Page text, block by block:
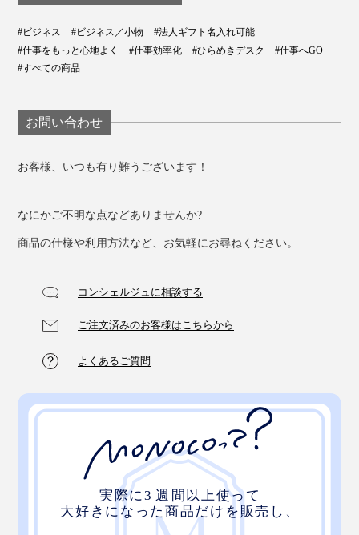
ここがすごい3
貼りつけ、スタック…使い方自在
も、タブをつまんでカバーを広げられるので、利き手や
す。
さらに、クリップ内の磁石を活かして、冷蔵庫やホワイ
トボード、スチール面に貼りつけたり。
開発者・福島さんが研究してきた「磁石」と、開発に欠
ミニマルに持ち歩いて、どこでも書けるデザインが、
価されて、2023年度のグッドデザイン賞も受賞してい
#ビジネス #ビジネス／小物
#法人ギフト名入れ可能
#仕事をもっと心地よく
#仕事効率化 #ひらめきデスク
#仕事へGO
#すべての商品
お問い合わせ
お客様、いつも有り難うございます！
なにかご不明な点などありませんか?
商品の仕様や利用方法など、お気軽にお尋ねください。
コンシェルジュに相談する
ご注文済みのお客様はこちらから
よくあるご質問